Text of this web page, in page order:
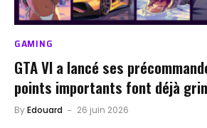
GAMING
GTA VI a lancé ses
points importants font déjà
ByEdouard 26 juin 2026